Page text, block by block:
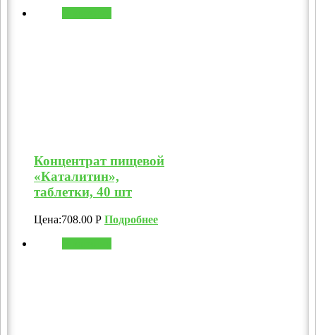
Концентрат пищевой
«Каталитин»,
таблетки, 40 шт
Цена:708.00 Р Подробнее